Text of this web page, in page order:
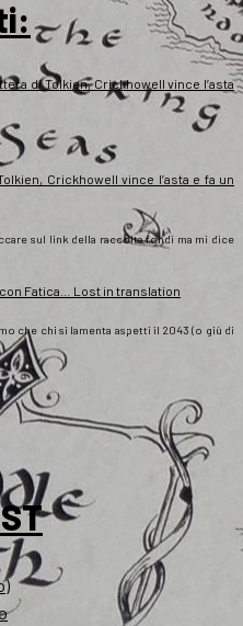
di Tolkien, Crickhowell vince l’asta
Crickhowell vince l’asta e fa un
sul link della raccolta fondi ma mi dice
Fatica… Lost in translation
che chi si lamenta aspetti il 2043 (o giù di